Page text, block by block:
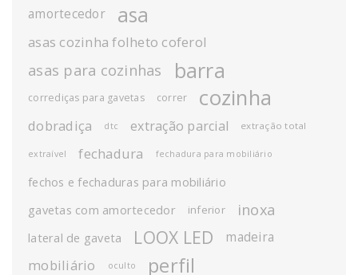
amortecedor asa
asas cozinha folheto coferol
asas para cozinhas barra
corrediças para gavetas correr cozinha
dobradiça dtc extração parcial extração total
extraível fechadura fechadura para mobiliário
fechos e fechaduras para mobiliário
gavetas com amortecedor
inferior inoxa
lateral de gaveta LOOX LED madeira
mobiliário oculto perfil